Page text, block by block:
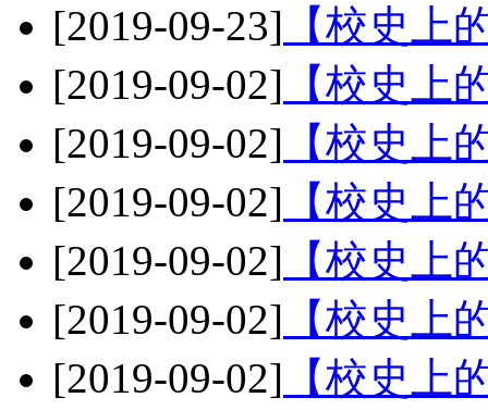
[2019-09-23] 【校史上
[2019-09-02] 【校史上
[2019-09-02] 【校史上
[2019-09-02] 【校史上
[2019-09-02] 【校史上
[2019-09-02] 【校史上
[2019-09-02] 【校史上